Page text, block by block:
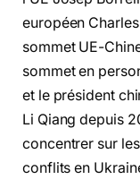
européen
sommet UE-
sommet en
et le président
Li Qiang depuis
concentrer sur
conflits en